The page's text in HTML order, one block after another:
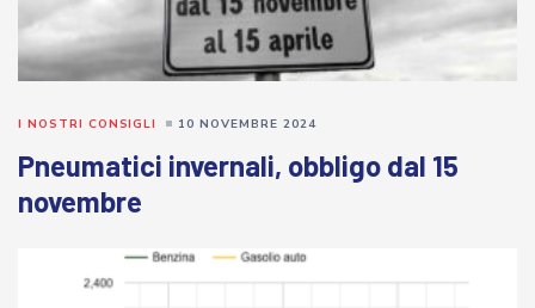
Pneumatici invernali, obbligo dal 15
novembre
I NOSTRI CONSIGLI 10 NOVEMBRE 2024